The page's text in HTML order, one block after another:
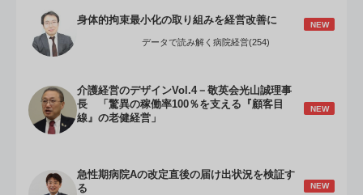
身体的拘束最小化の取り組みを経営改善に NEW
データで読み解く病院経営(254)
介護経営のデザインVol.4－敬英会光山誠理事
長 「驚異の稼働率100％を支える『顧客目
線』の老健経営」
NEW
急性期病院Aの改定直後の届け出状況を検証す
る
NEW